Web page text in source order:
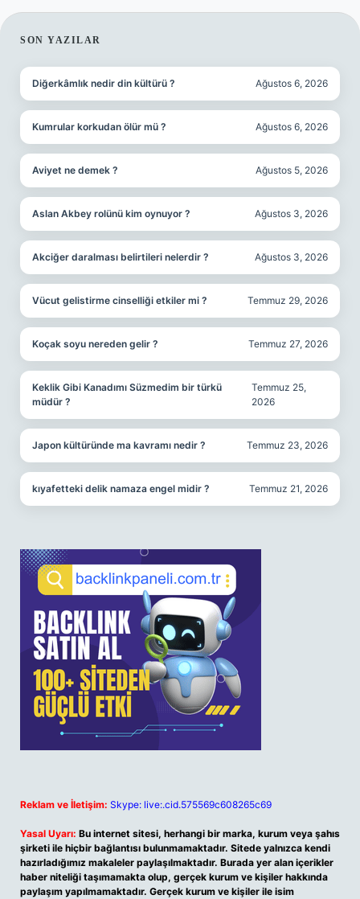
SIDEBAR
SON YAZILAR
Diğerkâmlık nedir din kültürü ? Ağustos 6, 2026
Kumrular korkudan ölür mü ? Ağustos 6, 2026
Aviyet ne demek ? Ağustos 5, 2026
Aslan Akbey rolünü kim oynuyor ? Ağustos 3, 2026
Akciğer daralması belirtileri nelerdir ? Ağustos 3, 2026
Vücut gelistirme cinselliği etkiler mi ? Temmuz 29, 2026
Koçak soyu nereden gelir ? Temmuz 27, 2026
Keklik Gibi Kanadımı Süzmedim bir türkü
müdür ?
Temmuz 25,
2026
Japon kültüründe ma kavramı nedir ? Temmuz 23, 2026
kıyafetteki delik namaza engel midir ? Temmuz 21, 2026
Reklam ve İletişim: Skype: live:.cid.575569c608265c69
Yasal Uyarı: Bu internet sitesi, herhangi bir marka, kurum veya şahıs
şirketi ile hiçbir bağlantısı bulunmamaktadır. Sitede yalnızca kendi
hazırladığımız makaleler paylaşılmaktadır. Burada yer alan içerikler
haber niteliği taşımamakta olup, gerçek kurum ve kişiler hakkında
paylaşım yapılmamaktadır. Gerçek kurum ve kişiler ile isim